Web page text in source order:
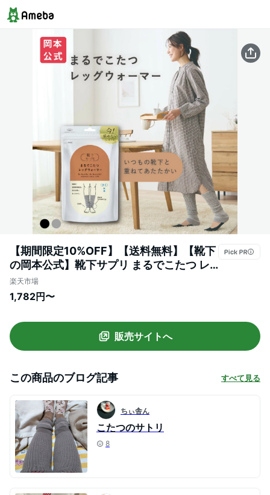
【期間限定10%OFF】【送料無料】【靴下
の岡本公式】靴下サプリ まるでこたつ レ
ディース レッグウォーマー | レディース
岡本 足首 オカモト 足 まるでこたつ ウォー
あったかグッズ 防寒 ひえとり 冷えとり ギ
フト こたつ
楽天市場
1,782円〜
販売サイトへ
この商品のブログ記事 すべて見る
ちぃ舎ん
こたつのサトリ
8